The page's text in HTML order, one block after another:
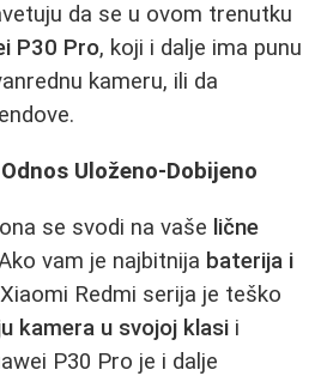
da se u ovom trenutku
P30 Pro, koji i dalje ima punu
kameru, ili da
Uloženo-Dobijeno
se svodi na vaše lične
vam je najbitnija baterija i
Redmi serija je teško
kamera u svojoj klasi i
P30 Pro je i dalje